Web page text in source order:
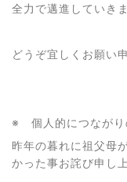
全力で邁進していき
どうぞ宜しくお願い
※ 個人的につながり
昨年の暮れに祖父母
かった事お詫び申し